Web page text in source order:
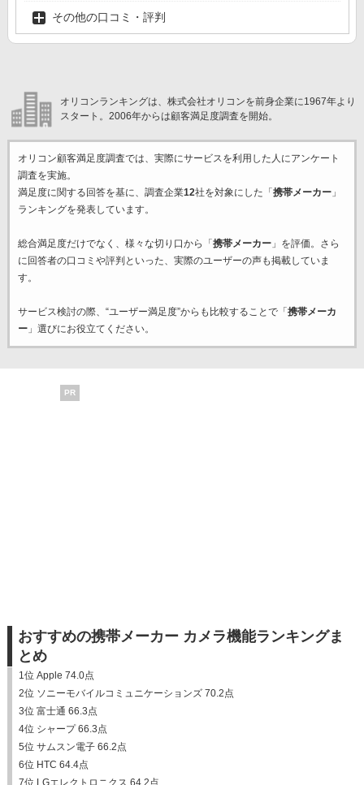
その他の口コミ・評判
オリコンランキングは、株式会社オリコンを前身企業に1967年より
スタート。2006年からは顧客満足度調査を開始。
オリコン顧客満足度調査では、実際にサービスを利用した 人にアンケート
調査を実施。
満足度に関する回答を基に、調査企業12社を対象にした「 携帯メーカー」
ランキングを発表しています。
総合満足度だけでなく、様々な切り口から「 携帯メーカー」を評価。さら
に回答者の口コミや評判といった、実際のユーザーの声も掲載していま
す。
サービス検討の際、“ユーザー満足度”からも比較することで「 携帯メーカ
ー」選びにお役立てください。
PR
おすすめの携帯メーカー カメラ機能ランキングま
とめ
1位 Apple 74.0点
2位 ソニーモバイルコミュニケーションズ 70.2点
3位 富士通 66.3点
4位 シャープ 66.3点
5位 サムスン電子 66.2点
6位 HTC 64.4点